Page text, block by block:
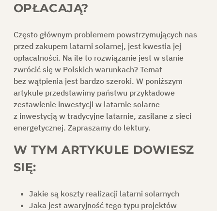
KARIERA
REFERENCJE
KONTAKT
SKLEP
DO POBRANIA
POPROŚ O OFERTĘ
OPŁACAJĄ?
Często głównym problemem powstrzymujących nas
przed zakupem latarni solarnej, jest kwestia jej
opłacalności. Na ile to rozwiązanie jest w stanie
zwrócić się w Polskich warunkach? Temat
bez wątpienia jest bardzo szeroki. W poniższym
artykule przedstawimy państwu przykładowe
zestawienie inwestycji w latarnie solarne
z inwestycją w tradycyjne latarnie, zasilane z sieci
energetycznej. Zapraszamy do lektury.
W TYM ARTYKULE DOWIESZ
SIĘ:
Jakie są koszty realizacji latarni solarnych
Jaka jest awaryjność tego typu projektów